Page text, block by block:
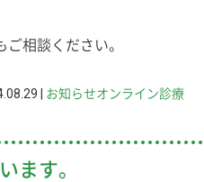
相談ください。
| お知らせオンライン診療
ます。